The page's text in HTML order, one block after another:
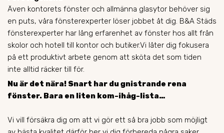
Även kontorets fönster och allmänna glasytor behöver sig
en puts, våra fönsterexperter löser jobbet åt dig. B&A Städs
fönsterexperter har lång erfarenhet av fönster hos allt från
skolor och hotell till kontor och butiker.Vi låter dig fokusera
på ett produktivt arbete genom att sköta det som tiden
inte alltid räcker till för.
Nu är det nära! Snart har du gnistrande rena
fönster. Bara en liten kom-ihåg-lista…
Vi vill försäkra dig om att vi gör ett så bra jobb som möjligt